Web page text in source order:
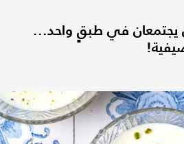
يجتمعان في طبقٍ واحد...